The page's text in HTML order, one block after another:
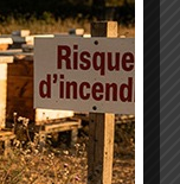
2014
connaissance
des